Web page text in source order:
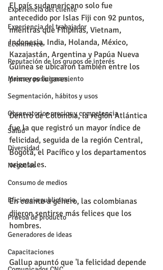
Experiencia del cliente
Experiencia del trabajador
Ecommerce
Reputación de los grupos de interés
Marca y posicionamiento
Segmentación, hábitos y usos
Observatorios precios y competencia
Salud
Diversidad
Negocios
Consumo de medios
Eficiencia publicitaria
Prueba de producto
Generadores de ideas
Capacitaciones
El país sudamericano solo fue
antecedido por Islas Fiji con 92 puntos,
mientras que Filipinas, Vietnam,
Indonesia, India, Holanda, México,
Kazajastán, Argentina y Papúa Nueva
Guinea se ubicaron también entre los
primeros lugares.
Dentro de Colombia, la región Atlántica
fue la que registró un mayor índice de
felicidad, seguida de la región Central,
Bogotá, el Pacífico y los departamentos
orientales.
En cuanto a género, las colombianas
dijeron sentirse más felices que los
hombres.
Gallup apuntó que 'la felicidad depende